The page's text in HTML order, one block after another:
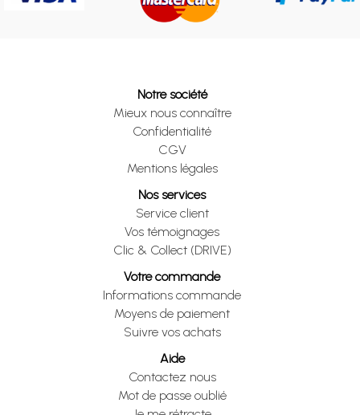
Notre société
Mieux nous connaître
Confidentialité
CGV
Mentions légales
Nos services
Service client
Vos témoignages
Clic & Collect (DRIVE)
Votre commande
Informations commande
Moyens de paiement
Suivre vos achats
Aide
Contactez nous
Mot de passe oublié